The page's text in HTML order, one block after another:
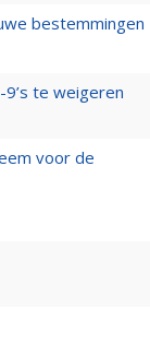
bestemmingen
te weigeren
voor de